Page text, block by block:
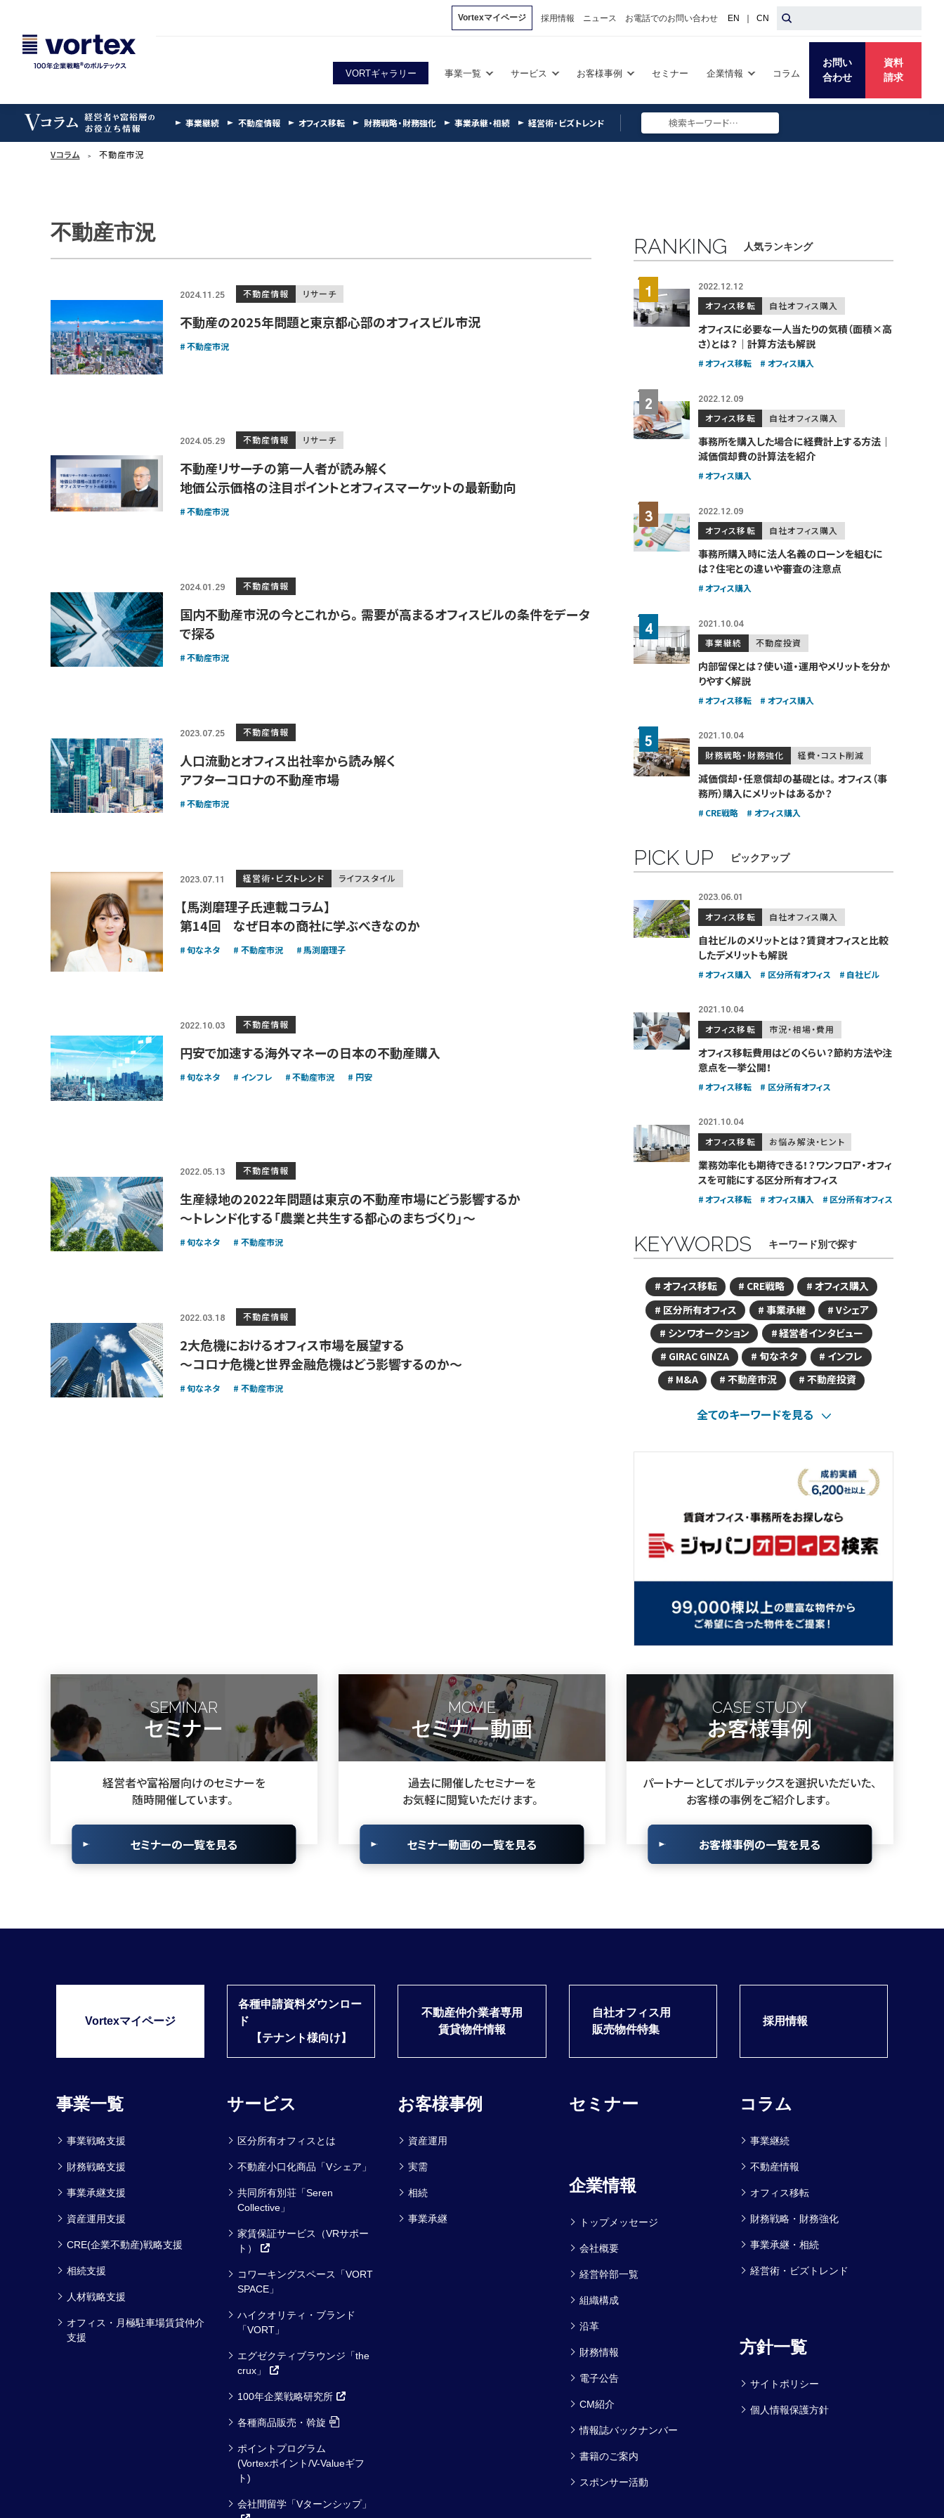
Vortexマイページ 採用情報 ニュース お電話でのお問い合わせ EN ｜ CN
VORTギャラリー 事業一覧 サービス お客様事例 セミナー 企業情報 コラム
お問い
合わせ
資料
請求
事業継続 不動産情報 オフィス移転 財務戦略・財務強化 事業承継・相続 経営術・ビズトレンド Submit
Search
Search
Vコラム 不動産市況
不動産市況
2024.11.25 不動産情報 リサーチ
不動産の2025年問題と東京都心部のオフィスビル市況
不動産市況
2024.05.29 不動産情報 リサーチ
不動産リサーチの第一人者が読み解く
地価公示価格の注目ポイントとオフィスマーケットの最新動向
不動産市況
2024.01.29 不動産情報
国内不動産市況の今とこれから。需要が高まるオフィスビルの条件をデータ
で探る
不動産市況
2023.07.25 不動産情報
人口流動とオフィス出社率から読み解く
アフターコロナの不動産市場
不動産市況
2023.07.11 経営術・ビズトレンド ライフスタイル
【馬渕磨理子氏連載コラム】
第14回 なぜ日本の商社に学ぶべきなのか
旬なネタ 不動産市況 馬渕磨理子
2022.10.03 不動産情報
円安で加速する海外マネーの日本の不動産購入
旬なネタ インフレ 不動産市況 円安
2022.05.13 不動産情報
生産緑地の2022年問題は東京の不動産市場にどう影響するか
〜トレンド化する「農業と共生する都心のまちづくり」〜
旬なネタ 不動産市況
2022.03.18 不動産情報
2大危機におけるオフィス市場を展望する
～コロナ危機と世界金融危機はどう影響するのか～
旬なネタ 不動産市況
人気ランキング
RANKING
2022.12.12
オフィス移転 自社オフィス購入
オフィスに必要な一人当たりの気積（面積×高
さ）とは？｜計算方法も解説
オフィス移転 オフィス購入
2022.12.09
オフィス移転 自社オフィス購入
事務所を購入した場合に経費計上する方法｜
減価償却費の計算法を紹介
オフィス購入
2022.12.09
オフィス移転 自社オフィス購入
事務所購入時に法人名義のローンを組むに
は？住宅との違いや審査の注意点
オフィス購入
2021.10.04
事業継続 不動産投資
内部留保とは？使い道・運用やメリットを分か
りやすく解説
オフィス移転 オフィス購入
2021.10.04
財務戦略・財務強化 経費・コスト削減
減価償却・任意償却の基礎とは。オフィス（事
務所）購入にメリットはあるか？
CRE戦略 オフィス購入
ピックアップ
PICK UP
2023.06.01
オフィス移転 自社オフィス購入
自社ビルのメリットとは？賃貸オフィスと比較
したデメリットも解説
オフィス購入 区分所有オフィス 自社ビル
2021.10.04
オフィス移転 市況・相場・費用
オフィス移転費用はどのくらい？節約方法や注
意点を一挙公開！
オフィス移転 区分所有オフィス
2021.10.04
オフィス移転 お悩み解決・ヒント
業務効率化も期待できる！？ ワンフロア・オフィ
スを可能にする区分所有オフィス
オフィス移転 オフィス購入 区分所有オフィス
キーワード別で探す
KEYWORDS
オフィス移転 CRE戦略
オフィス購入
区分所有オフィス
事業承継
Vシェア
シンワオークション
経営者インタビュー
GIRAC GINZA
旬なネタ
インフレ
M&A
不動産市況 不動産投資
全てのキーワードを見る
SEMINAR
セミナー
経営者や富裕層向けのセミナーを
随時開催しています。
セミナーの一覧を見る
MOVIE
セミナー動画
過去に開催したセミナーを
お気軽に閲覧いただけます。
セミナー動画の一覧を見る
CASE STUDY
お客様事例
パートナーとしてボルテックスを選択いただいた、
お客様の事例をご紹介します。
お客様事例の一覧を見る
Vortexマイページ
各種申請資料ダウンロー
ド
【テナント様向け】
不動産仲介業者専用
賃貸物件情報
自社オフィス用
販売物件特集
採用情報
事業一覧
事業戦略支援
財務戦略支援
事業承継支援
資産運用支援
CRE(企業不動産)戦略支援
相続支援
人材戦略支援
オフィス・月極駐車場賃貸仲介
支援
サービス
区分所有オフィスとは
不動産小口化商品「Vシェア」
共同所有別荘「Seren
Collective」
家賃保証サービス（VRサポー
ト）
コワーキングスペース「VORT
SPACE」
ハイクオリティ・ブランド
「VORT」
エグゼクティブラウンジ「the
crux」
100年企業戦略研究所
各種商品販売・斡旋
ポイントプログラム
(Vortexポイント/V-Valueギフ
ト)
会社間留学「Vターンシップ」
お客様事例
資産運用
実需
相続
事業承継
セミナー
企業情報
トップメッセージ
会社概要
経営幹部一覧
組織構成
沿革
財務情報
電子公告
CM紹介
情報誌バックナンバー
書籍のご案内
スポンサー活動
コラム
事業継続
不動産情報
オフィス移転
財務戦略・財務強化
事業承継・相続
経営術・ビズトレンド
方針一覧
サイトポリシー
個人情報保護方針